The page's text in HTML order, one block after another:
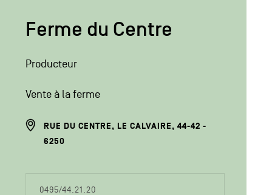
Ferme du Centre
Producteur
Vente à la ferme
ADRESSE
DU
RUE DU CENTRE, LE CALVAIRE, 44-42
6250
COORDONÉES
0495/44.21.20